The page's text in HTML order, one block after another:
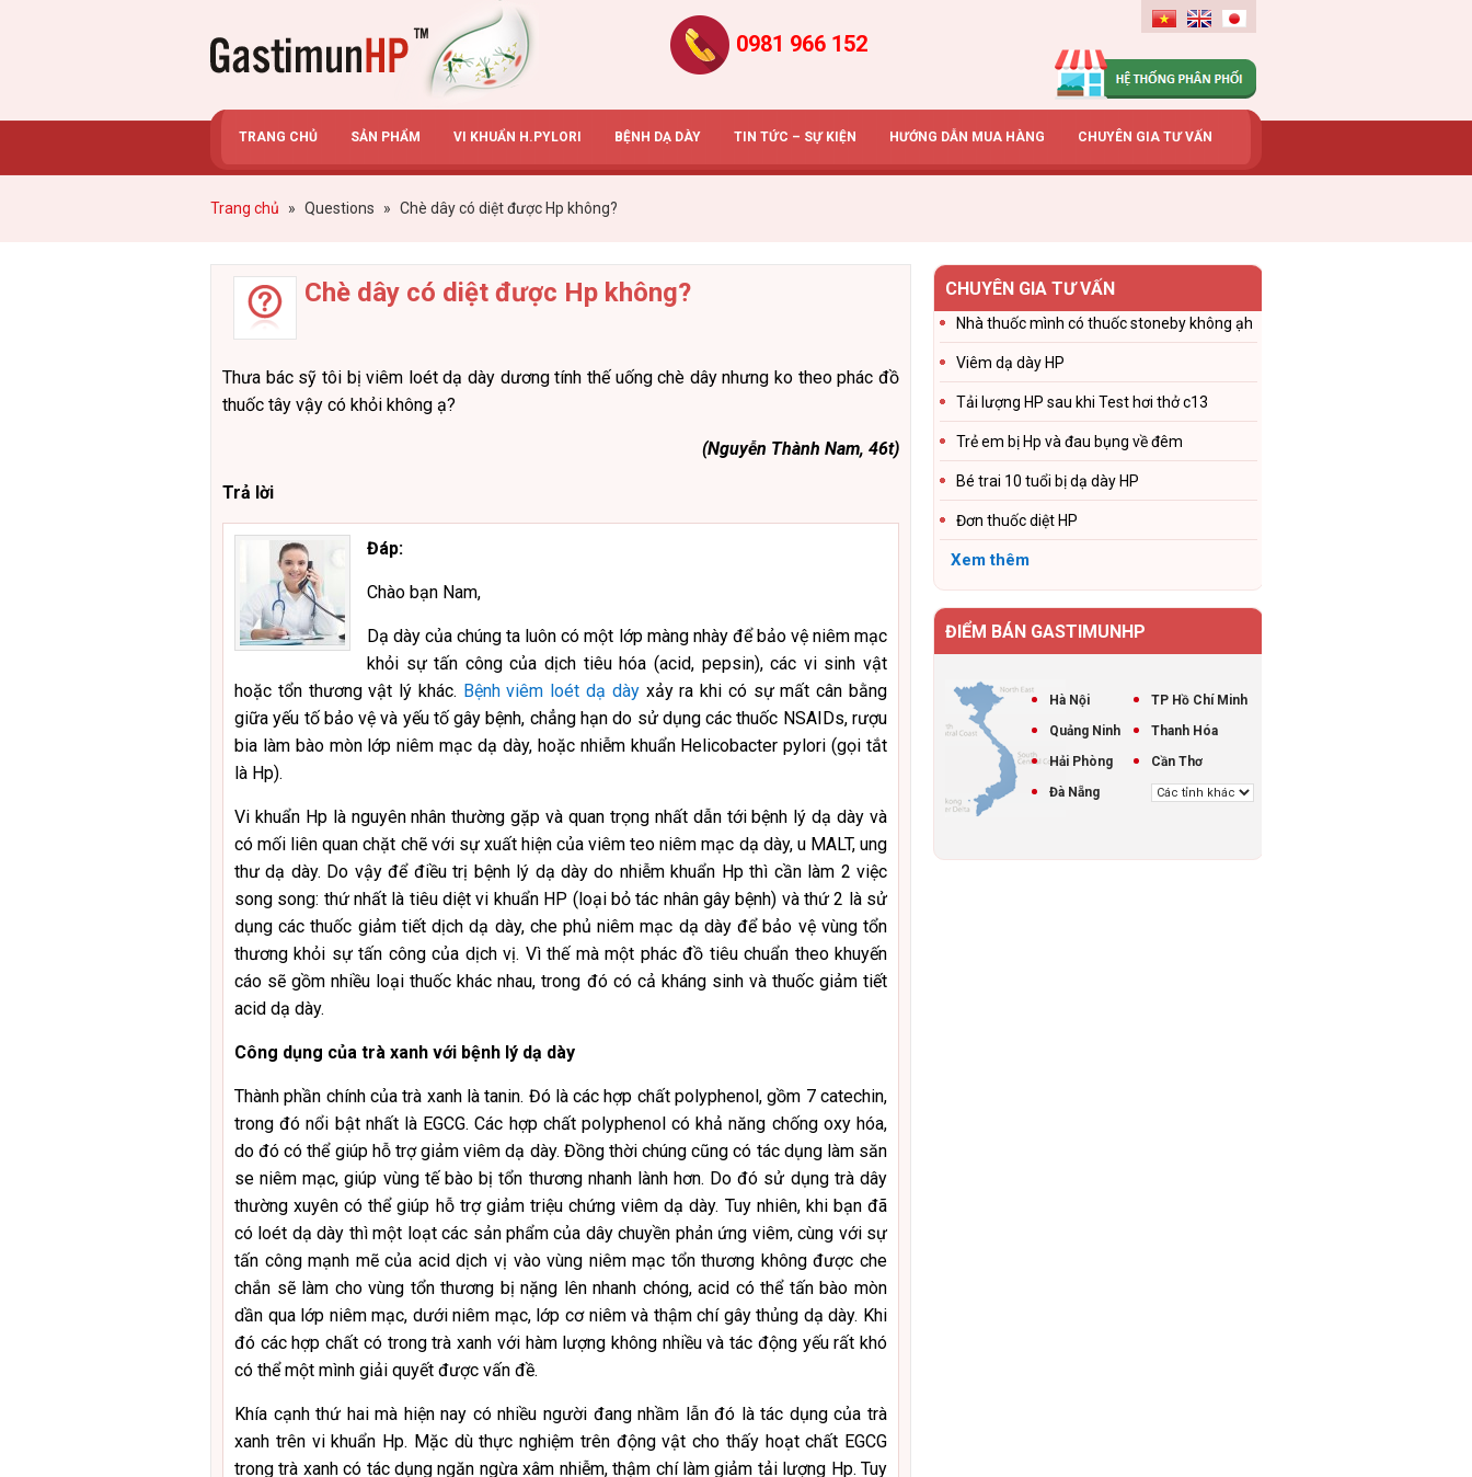
0981 966 152
TRANG CHỦ SẢN PHẨM VI KHUẨN H.PYLORI BỆNH DẠ DÀY TIN TỨC – SỰ KIỆN HƯỚNG DẪN MUA HÀNG CHUYÊN GIA TƯ VẤN
Trang chủ » Questions » Chè dây có diệt được Hp không?
Chè dây có diệt được Hp không?
Thưa bác sỹ tôi bị viêm loét dạ dày dương tính thế uống chè dây nhưng ko theo phác đồ
thuốc tây vậy có khỏi không ạ?
(Nguyễn Thành Nam, 46t)
Trả lời
Đáp:
Chào bạn Nam,
Dạ dày của chúng ta luôn có một lớp màng nhày để bảo vệ niêm mạc
khỏi sự tấn công của dịch tiêu hóa (acid, pepsin), các vi sinh vật
hoặc tổn thương vật lý khác. Bệnh viêm loét dạ dàyxảy ra khi có sự mất cân bằng
giữa yếu tố bảo vệ và yếu tố gây bệnh, chẳng hạn do sử dụng các thuốc NSAIDs, rượu
bia làm bào mòn lớp niêm mạc dạ dày, hoặc nhiễm khuẩn Helicobacter pylori (gọi tắt
là Hp).
Vi khuẩn Hp là nguyên nhân thường gặp và quan trọng nhất dẫn tới bệnh lý dạ dày và
có mối liên quan chặt chẽ với sự xuất hiện của viêm teo niêm mạc dạ dày, u MALT, ung
thư dạ dày. Do vậy để điều trị bệnh lý dạ dày do nhiễm khuẩn Hp thì cần làm 2 việc
song song: thứ nhất là tiêu diệt vi khuẩn HP (loại bỏ tác nhân gây bệnh) và thứ 2 là sử
dụng các thuốc giảm tiết dịch dạ dày, che phủ niêm mạc dạ dày để bảo vệ vùng tổn
thương khỏi sự tấn công của dịch vị. Vì thế mà một phác đồ tiêu chuẩn theo khuyến
cáo sẽ gồm nhiều loại thuốc khác nhau, trong đó có cả kháng sinh và thuốc giảm tiết
acid dạ dày.
Công dụng của trà xanh với bệnh lý dạ dày
Thành phần chính của trà xanh là tanin. Đó là các hợp chất polyphenol, gồm 7 catechin,
trong đó nổi bật nhất là EGCG. Các hợp chất polyphenol có khả năng chống oxy hóa,
do đó có thể giúp hỗ trợ giảm viêm dạ dày. Đồng thời chúng cũng có tác dụng làm săn
se niêm mạc, giúp vùng tế bào bị tổn thương nhanh lành hơn. Do đó sử dụng trà dây
thường xuyên có thể giúp hỗ trợ giảm triệu chứng viêm dạ dày. Tuy nhiên, khi bạn đã
có loét dạ dày thì một loạt các sản phẩm của dây chuyền phản ứng viêm, cùng với sự
tấn công mạnh mẽ của acid dịch vị vào vùng niêm mạc tổn thương không được che
chắn sẽ làm cho vùng tổn thương bị nặng lên nhanh chóng, acid có thể tấn bào mòn
dần qua lớp niêm mạc, dưới niêm mạc, lớp cơ niêm và thậm chí gây thủng dạ dày. Khi
đó các hợp chất có trong trà xanh với hàm lượng không nhiều và tác động yếu rất khó
có thể một mình giải quyết được vấn đề.
Khía cạnh thứ hai mà hiện nay có nhiều người đang nhầm lẫn đó là tác dụng của trà
xanh trên vi khuẩn Hp. Mặc dù thực nghiệm trên động vật cho thấy hoạt chất EGCG
trong trà xanh có tác dụng ngăn ngừa xâm nhiễm, thậm chí làm giảm tải lượng Hp. Tuy
CHUYÊN GIA TƯ VẤN
Nhà thuốc mình có thuốc stoneby không ạh
Viêm dạ dày HP
Tải lượng HP sau khi Test hơi thở c13
Trẻ em bị Hp và đau bụng về đêm
Bé trai 10 tuổi bị dạ dày HP
Đơn thuốc diệt HP
Xem thêm
ĐIỂM BÁN GASTIMUNHP
Hà Nội
TP Hồ Chí Minh
Quảng Ninh
Thanh Hóa
Hải Phòng
Cần Thơ
Đà Nẵng